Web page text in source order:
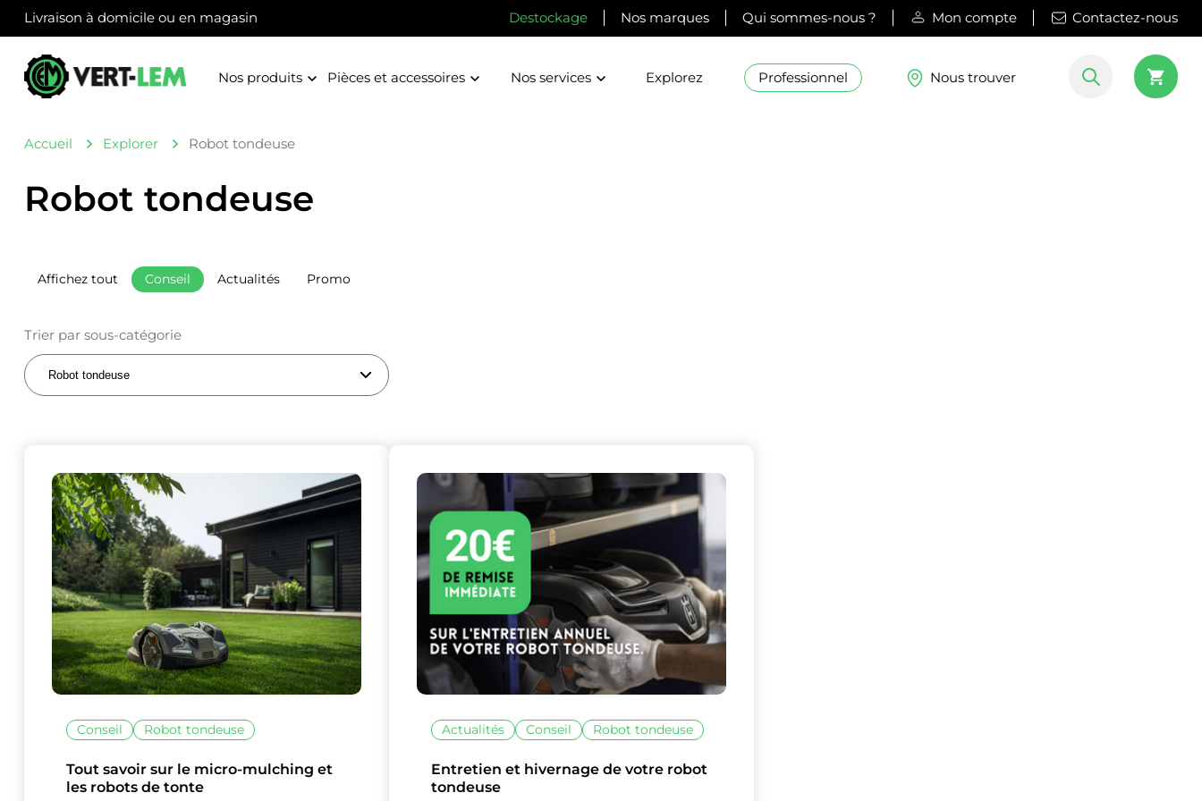
vous souhaitez activer
Livraison à domicile ou en magasin Destockage Nos marques Qui sommes-nous ? Mon compte Contactez-nous
Nos produits Pièces et accessoires Nos services Explorez Professionnel Nous trouver
Accueil Explorer Robot tondeuse
Robot tondeuse
Affichez tout Conseil Actualités Promo
Trier par sous-catégorie
Conseil Robot tondeuse
Tout savoir sur le micro-mulching et
les robots de tonte
Actualités Conseil Robot tondeuse
Entretien et hivernage de votre robot
tondeuse